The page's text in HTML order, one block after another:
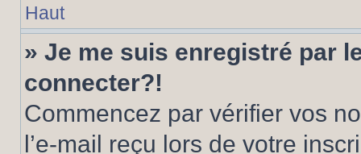
Haut
» Je me suis enregistré par
connecter?!
Commencez par vérifier vos
l’e-mail reçu lors de votre